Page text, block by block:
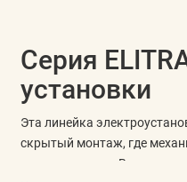
Серия
установки
Эта линейка
скрытый монтаж, где
единую систему. Внутри